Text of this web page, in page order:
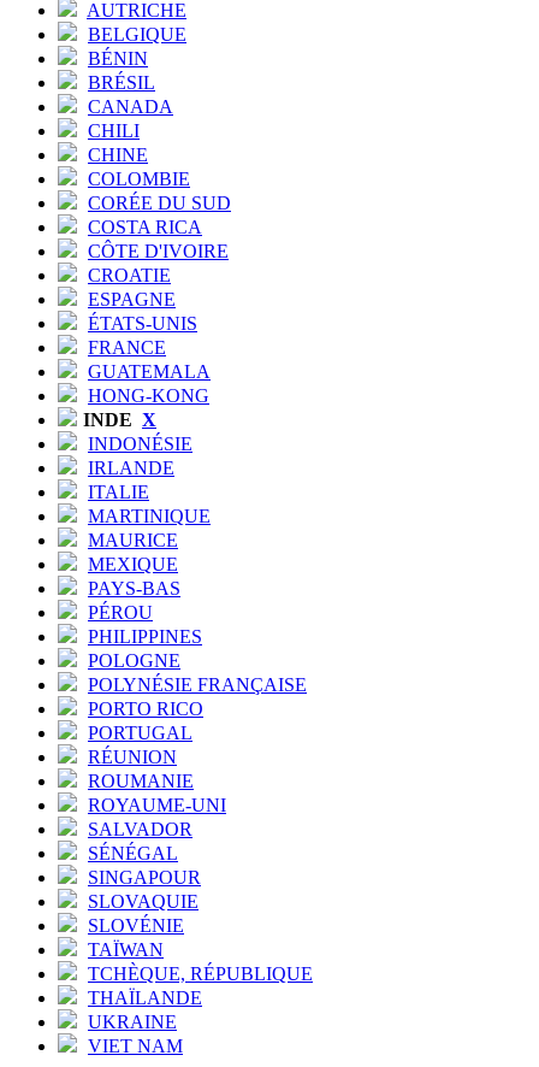
AUTRICHE
BELGIQUE
BÉNIN
BRÉSIL
CANADA
CHILI
CHINE
COLOMBIE
CORÉE DU SUD
COSTA RICA
CÔTE D'IVOIRE
CROATIE
ESPAGNE
ÉTATS-UNIS
FRANCE
GUATEMALA
HONG-KONG
INDE X
INDONÉSIE
IRLANDE
ITALIE
MARTINIQUE
MAURICE
MEXIQUE
PAYS-BAS
PÉROU
PHILIPPINES
POLOGNE
POLYNÉSIE FRANÇAISE
PORTO RICO
PORTUGAL
RÉUNION
ROUMANIE
ROYAUME-UNI
SALVADOR
SÉNÉGAL
SINGAPOUR
SLOVAQUIE
SLOVÉNIE
TAÏWAN
TCHÈQUE, RÉPUBLIQUE
THAÏLANDE
UKRAINE
VIET NAM